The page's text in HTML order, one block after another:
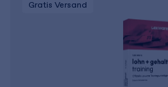
Gratis Versand